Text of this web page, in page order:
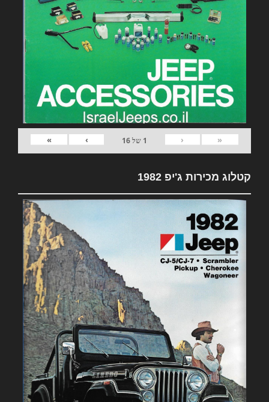
«
‹
1 של16
›
»
קטלוג מכירות ג'יפ 1982